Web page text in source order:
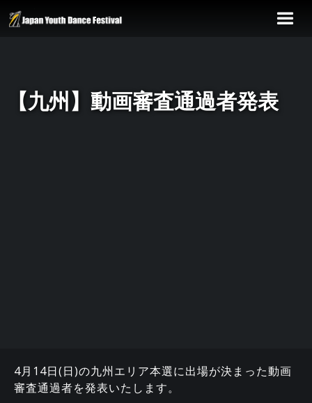
【九州】動画審査通過者発表
4月14日(日)の九州エリア本選に出場が決まった動画
審査通過者を発表いたします。